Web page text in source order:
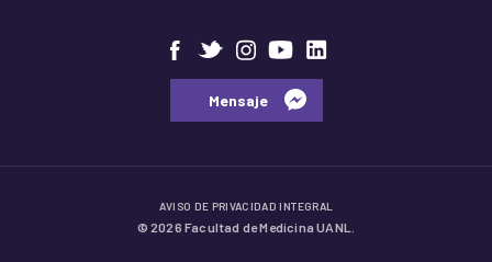
⠀⠀Mensaje⠀
AVISO DE PRIVACIDAD INTEGRAL
© 2026 Facultad de Medicina UANL.